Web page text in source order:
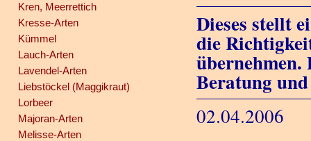
Kren, Meerrettich
Kresse-Arten
Kümmel
Lauch-Arten
Lavendel-Arten
Liebstöckel (Maggikraut)
Lorbeer
Majoran-Arten
Melisse-Arten
Dieses stellt
die
Beratung
02.04.2006